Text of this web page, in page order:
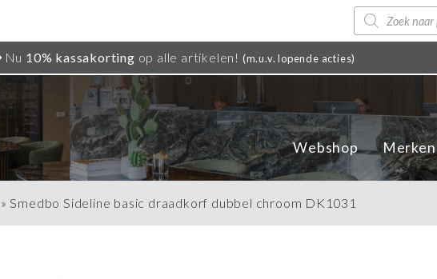
Producten
zoeken
Nu 10% kassakorting op alle artikelen! (m.u.v. lopende acties)
Webshop Merken
»Smedbo Sideline basic draadkorf dubbel chroom DK1031